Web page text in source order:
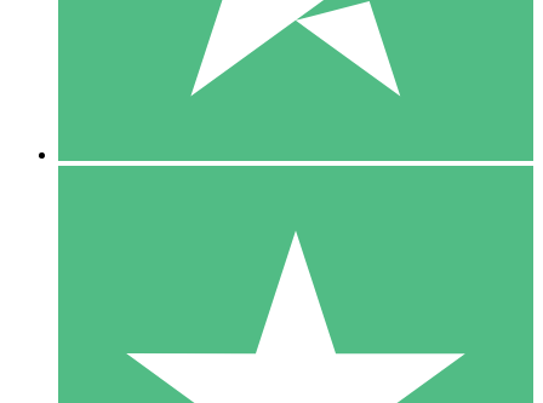
10 00
10 Nedladdningar
20 00